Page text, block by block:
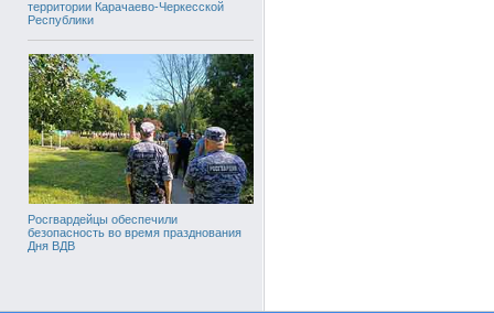
территории Карачаево-Черкесской
Республики
Росгвардейцы обеспечили
безопасность во время празднования
Дня ВДВ